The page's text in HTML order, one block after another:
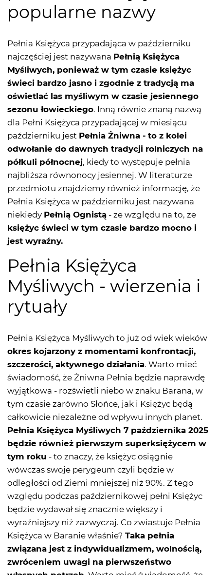
popularne nazwy
Pełnia Księżyca przypadająca w październiku
najczęściej jest nazywana Pełnią Księżyca
Myśliwych, ponieważ w tym czasie księżyc
świeci bardzo jasno i zgodnie z tradycją ma
oświetlać las myśliwym w czasie jesiennego
sezonu łowieckiego. Inną równie znaną nazwą
dla Pełni Księżyca przypadającej w miesiącu
październiku jest Pełnia Żniwna - to z kolei
odwołanie do dawnych tradycji rolniczych na
półkuli północnej, kiedy to występuje pełnia
najbliższa równonocy jesiennej. W literaturze
przedmiotu znajdziemy również informację, że
Pełnia Księżyca w październiku jest nazywana
niekiedy Pełnią Ognistą - ze względu na to, że
księżyc świeci w tym czasie bardzo mocno i
jest wyraźny.
Pełnia Księżyca
Myśliwych - wierzenia i
rytuały
Pełnia Księżyca Myśliwych to już od wiek wieków
okres kojarzony z momentami konfrontacji,
szczerości, aktywnego działania. Warto mieć
świadomość, że Żniwna Pełnia będzie naprawdę
wyjątkowa - rozświetli niebo w znaku Barana, w
tym czasie zarówno Słońce, jak i Księżyc będą
całkowicie niezależne od wpływu innych planet.
Pełnia Księżyca Myśliwych 7 października 2025
będzie również pierwszym superksiężycem w
tym roku - to znaczy, że księżyc osiągnie
wówczas swoje perygeum czyli będzie w
odległości od Ziemi mniejszej niż 90%. Z tego
względu podczas październikowej pełni Księżyc
będzie wydawał się znacznie większy i
wyraźniejszy niż zazwyczaj. Co zwiastuje Pełnia
Księżyca w Baranie właśnie? Taka pełnia
związana jest z indywidualizmem, wolnością,
zwróceniem uwagi na pierwszeństwo